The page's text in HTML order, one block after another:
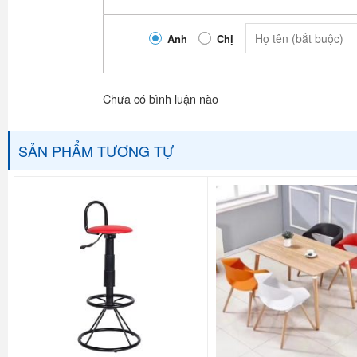
Anh Chị
Chưa có bình luận nào
SẢN PHẨM TƯƠNG TỰ